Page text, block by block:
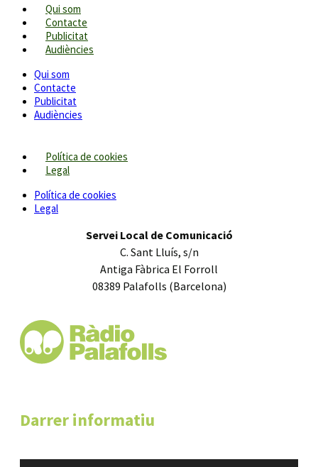
Qui som
Contacte
Publicitat
Audiències
Qui som
Contacte
Publicitat
Audiències
Política de cookies
Legal
Política de cookies
Legal
Servei Local de Comunicació
C. Sant Lluís, s/n
Antiga Fàbrica El Forroll
08389 Palafolls (Barcelona)
Darrer informatiu